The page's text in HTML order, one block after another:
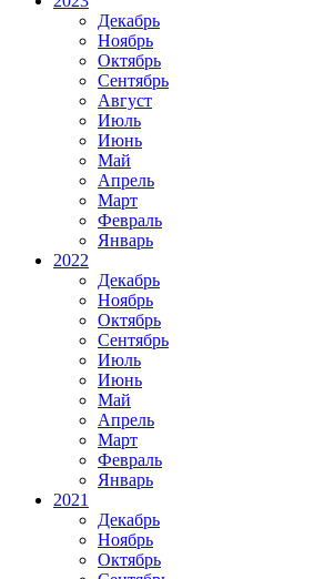
Декабрь
Ноябрь
Октябрь
Сентябрь
Август
Июль
Июнь
Май
Апрель
Март
Февраль
Январь
2022
Декабрь
Ноябрь
Октябрь
Сентябрь
Июль
Июнь
Май
Апрель
Март
Февраль
Январь
2021
Декабрь
Ноябрь
Октябрь